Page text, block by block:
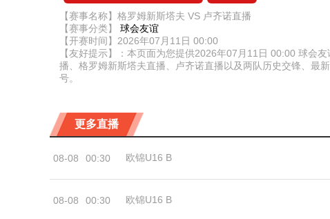
【赛事名称】格罗姆新斯塔夫 VS 卢齐诺直播
【赛事分类】 球会友谊
【开赛时间】2026年07月11日 00:00
【友好提示】：本页面为您提供2026年07月11日 00:00 球会
播、格罗姆新斯塔夫直播、卢齐诺直播以及两队历史交锋、最
号。
更多直播
08-08 00:30 欧锦U16 B
08-08 00:30 欧锦U16 B